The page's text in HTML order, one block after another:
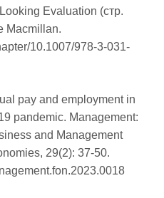
Evaluation (стр.
Macmillan.
10.1007/978-3-031-
pay and employment in
pandemic. Management:
and Management
29(2): 37-50.